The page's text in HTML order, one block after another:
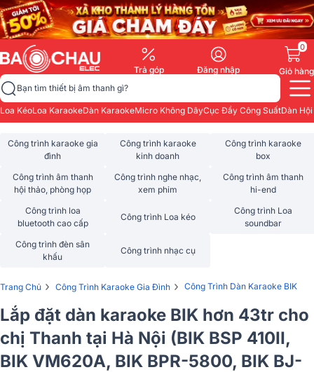
Trả góp Đăng nhập
0
Giỏ hàng
Bạn tìm thiết bị âm thanh gì?
Loa KéoLoa KaraokeDàn KaraokeMicro Không DâyCục Đẩy Công SuấtDàn
Công trình karaoke gia
đình
Công trình karaoke
kinh doanh
Công trình karaoke
box
Công trình âm thanh
hội thảo, phòng họp
Công trình nghe nhạc,
xem phim
Công trình âm thanh
hi-end
Công trình loa
bluetooth cao cấp
Công trình Loa kéo
Công trình Loa
soundbar
Công trình đèn sân
khấu
Công trình nhạc cụ
Trang Chủ › Công Trình Karaoke Gia Đình › Công Trình Dàn Karaoke BIK
Lắp đặt dàn karaoke BIK hơn 43tr cho
chị Thanh tại Hà Nội (BIK BSP 410II,
BIK VM620A, BIK BPR-5800, BIK BJ-